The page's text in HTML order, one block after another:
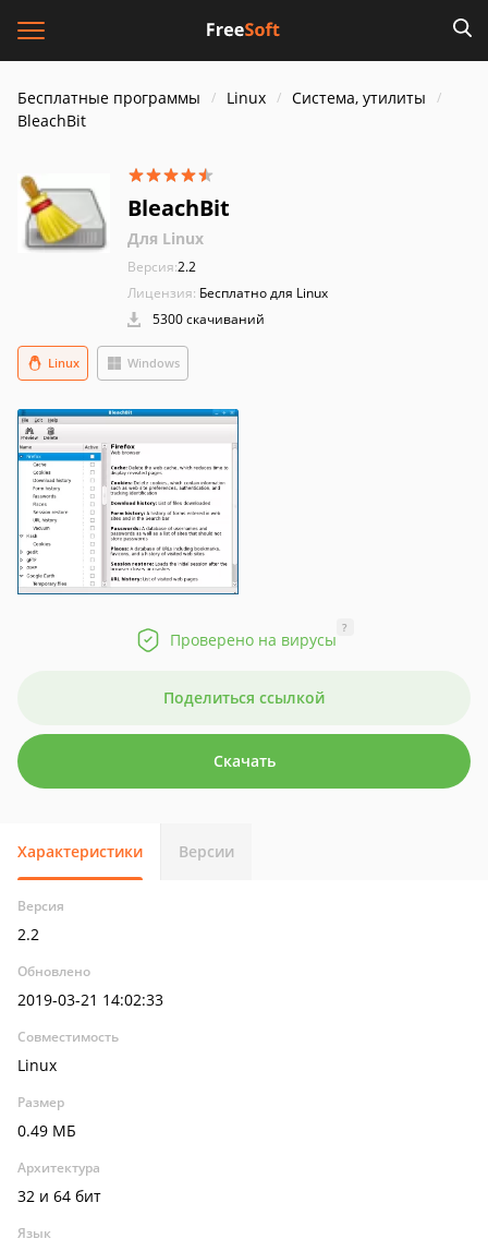
Бесплатные программы Linux
Система, утилиты
BleachBit
BleachBit
Для Linux
Версия:2.2
Лицензия: Бесплатно для Linux
5300 скачиваний
Windows
Linux
Проверено на вирусы
?
Поделиться ссылкой
Скачать
Характеристики Версии
Версия
2.2
Обновлено
2019-03-21 14:02:33
Совместимость
Linux
Размер
0.49 МБ
Архитектура
32 и 64 бит
Язык